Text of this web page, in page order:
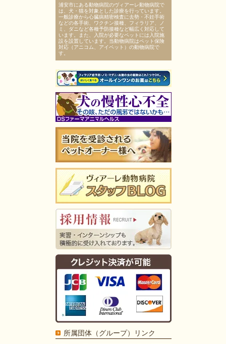
浦安市にある動物病院のヴィアーレ動物病院で
は、犬・猫を対象とした診療を行っています。
一般診療から心臓病精密検査に去勢・不妊手術
などの各手術、ワクチン接種、フィラリア、ノ
ミ、ダニなど各種予防接種など幅広く対応して
います。また、入院が必要なペットには入院施
設を設置しています。当動物病院はペット保険
対応（アニコム、アイペット）の動物病院で
す。
所属団体（グループ）リンク